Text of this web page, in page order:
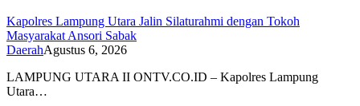
Kapolres Lampung Utara Jalin Silaturahmi dengan Tokoh
Masyarakat Ansori Sabak
DaerahAgustus 6, 2026
LAMPUNG UTARA II ONTV.CO.ID – Kapolres Lampung
Utara…